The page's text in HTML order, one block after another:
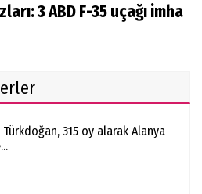
3 ABD F-35 uçağı imha
315 oy alarak Alanya